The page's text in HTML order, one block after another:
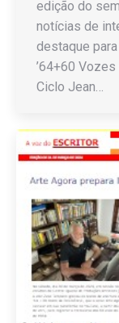
edição do
notícias de
destaque
’64+60
Ciclo Jean…